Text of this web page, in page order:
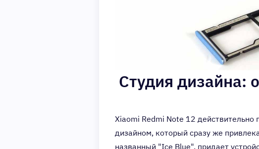
Студия дизайна:
Xiaomi Redmi Note 12
дизайном, который сразу же
названный "Ice Blue", придает